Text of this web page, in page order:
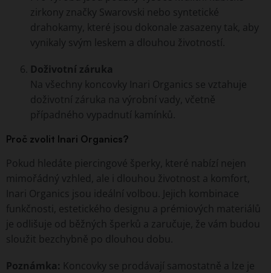
zirkony značky Swarovski nebo syntetické
drahokamy, které jsou dokonale zasazeny tak, aby
vynikaly svým leskem a dlouhou životností.
Doživotní záruka
Na všechny koncovky Inari Organics se vztahuje
doživotní záruka na výrobní vady, včetně
případného vypadnutí kamínků.
Proč zvolit Inari Organics?
Pokud hledáte piercingové šperky, které nabízí nejen
mimořádný vzhled, ale i dlouhou životnost a komfort,
Inari Organics jsou ideální volbou. Jejich kombinace
funkčnosti, estetického designu a prémiových materiálů
je odlišuje od běžných šperků a zaručuje, že vám budou
sloužit bezchybně po dlouhou dobu.
Poznámka: Koncovky se prodávají samostatně a lze je